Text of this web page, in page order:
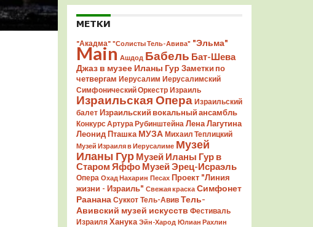
МЕТКИ
"Акадма" "Солисты Тель-Авива" "Эльма"
Main Ашдод Бабель Бат-Шева
Джаз в музее Иланы Гур Заметки по
четвергам Иерусалим Иерусалимский
Симфонический Оркестр Израиль
Израильская Опера Израильский
балет Израильский вокальный ансамбль
Конкурс Артура Рубинштейна Лена Лагутина
Леонид Пташка МУЗА Михаил Теплицкий
Музей Израиля в Иерусалиме Музей
Иланы Гур Музей Иланы Гур в
Старом Яффо Музей Эрец-Исраэль
Опера Охад Нахарин Песах Проект "Линия
жизни - Израиль" Свежая краска Симфонет
Раанана Суккот Тель-Авив Тель-
Авивский музей искусств Фестиваль
Израиля Ханука Эйн-Харод Юлиан Рахлин